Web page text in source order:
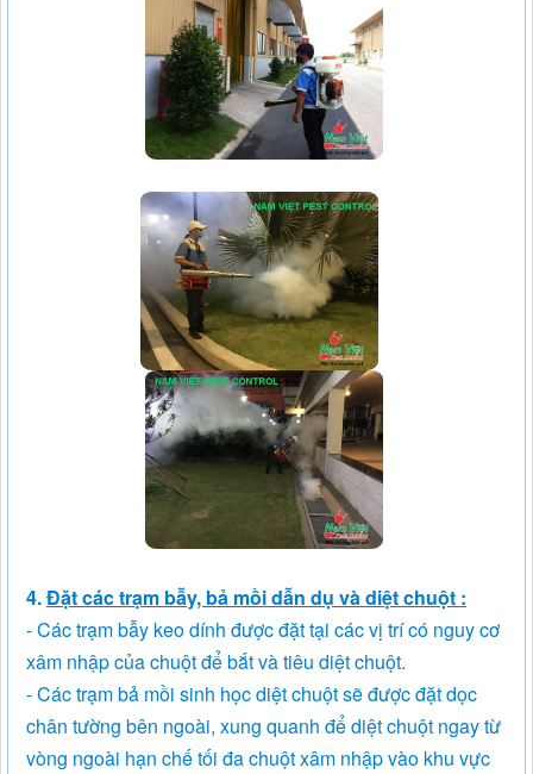
4.Đặt các trạm bẫy, bả mồi dẫn dụ và diệt chuột :
- Các trạm bẫy keo dính được đặt tại các vị trí có nguy cơ
xâm nhập của chuột để bắt và tiêu diệt chuột.
- Các trạm bả mồi sinh học diệt chuột sẽ được đặt dọc
chân tường bên ngoài, xung quanh để diệt chuột ngay từ
vòng ngoài hạn chế tối đa chuột xâm nhập vào khu vực